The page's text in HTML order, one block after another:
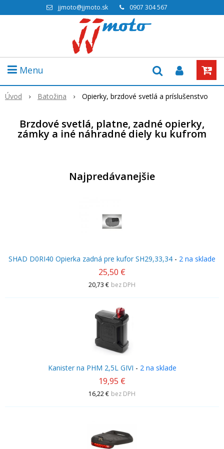
jjmoto@jjmoto.sk 0907 304 567
Menu
Úvod Batožina Opierky, brzdové svetlá a príslušenstvo
Brzdové svetlá, platne, zadné opierky,
zámky a iné náhradné diely ku kufrom
Najpredávanejšie
SHAD D0RI40 Opierka zadná pre kufor SH29,33,34 - 2 na sklade
25,50 €
20,73 € bez DPH
Kanister na PHM 2,5L GIVI - 2 na sklade
19,95 €
16,22 € bez DPH